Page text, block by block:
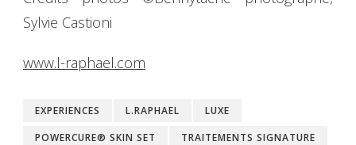
Sylvie Castioni
www.l-raphael.com
EXPERIENCES L.RAPHAEL
LUXE
POWERCURE® SKIN SET
TRAITEMENTS SIGNATURE